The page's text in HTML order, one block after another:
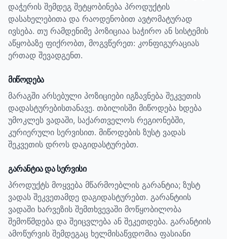
დაჭერის შემდეგ შეტყობინება პროდუქტის
დასახელებითა და რაოდენობით ავტომატურად
ივსება. თუ რამდენიმე პოზიციაა საჭირო ან სისტემის
აწყობაზე ფიქრობთ, მოგვწერეთ: კონფიგურაციას
ერთად შევადგენთ.
მიწოდება
მარაგში არსებული პოზიციები იგზავნება შეკვეთის
დადასტურებისთანავე. თბილისში მიწოდება ხდება
უმოკლეს ვადაში, საქართველოს რეგიონებში,
კურიერული სერვისით. მიწოდების ზუსტ ვადას
შეკვეთის დროს დაგიდასტურებთ.
გარანტია და სერვისი
პროდუქტს მოყვება მწარმოებლის გარანტია; ზუსტ
ვადას შეკვეთამდე დაგიდასტურებთ. გარანტიის
ვადაში ხარვეზის შემთხვევაში მოწყობილობა
შემოწმდება და შეიცვლება ან შეკეთდება. გარანტიის
ამოწურვის შემდეგაც ხელმისაწვდომია ფასიანი